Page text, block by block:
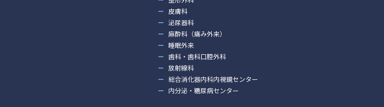
皮膚科
泌尿器科
麻酔科（痛み外来）
睡眠外来
歯科・歯科口腔外科
放射線科
総合消化器内科内視鏡センター
内分泌・糖尿病センター